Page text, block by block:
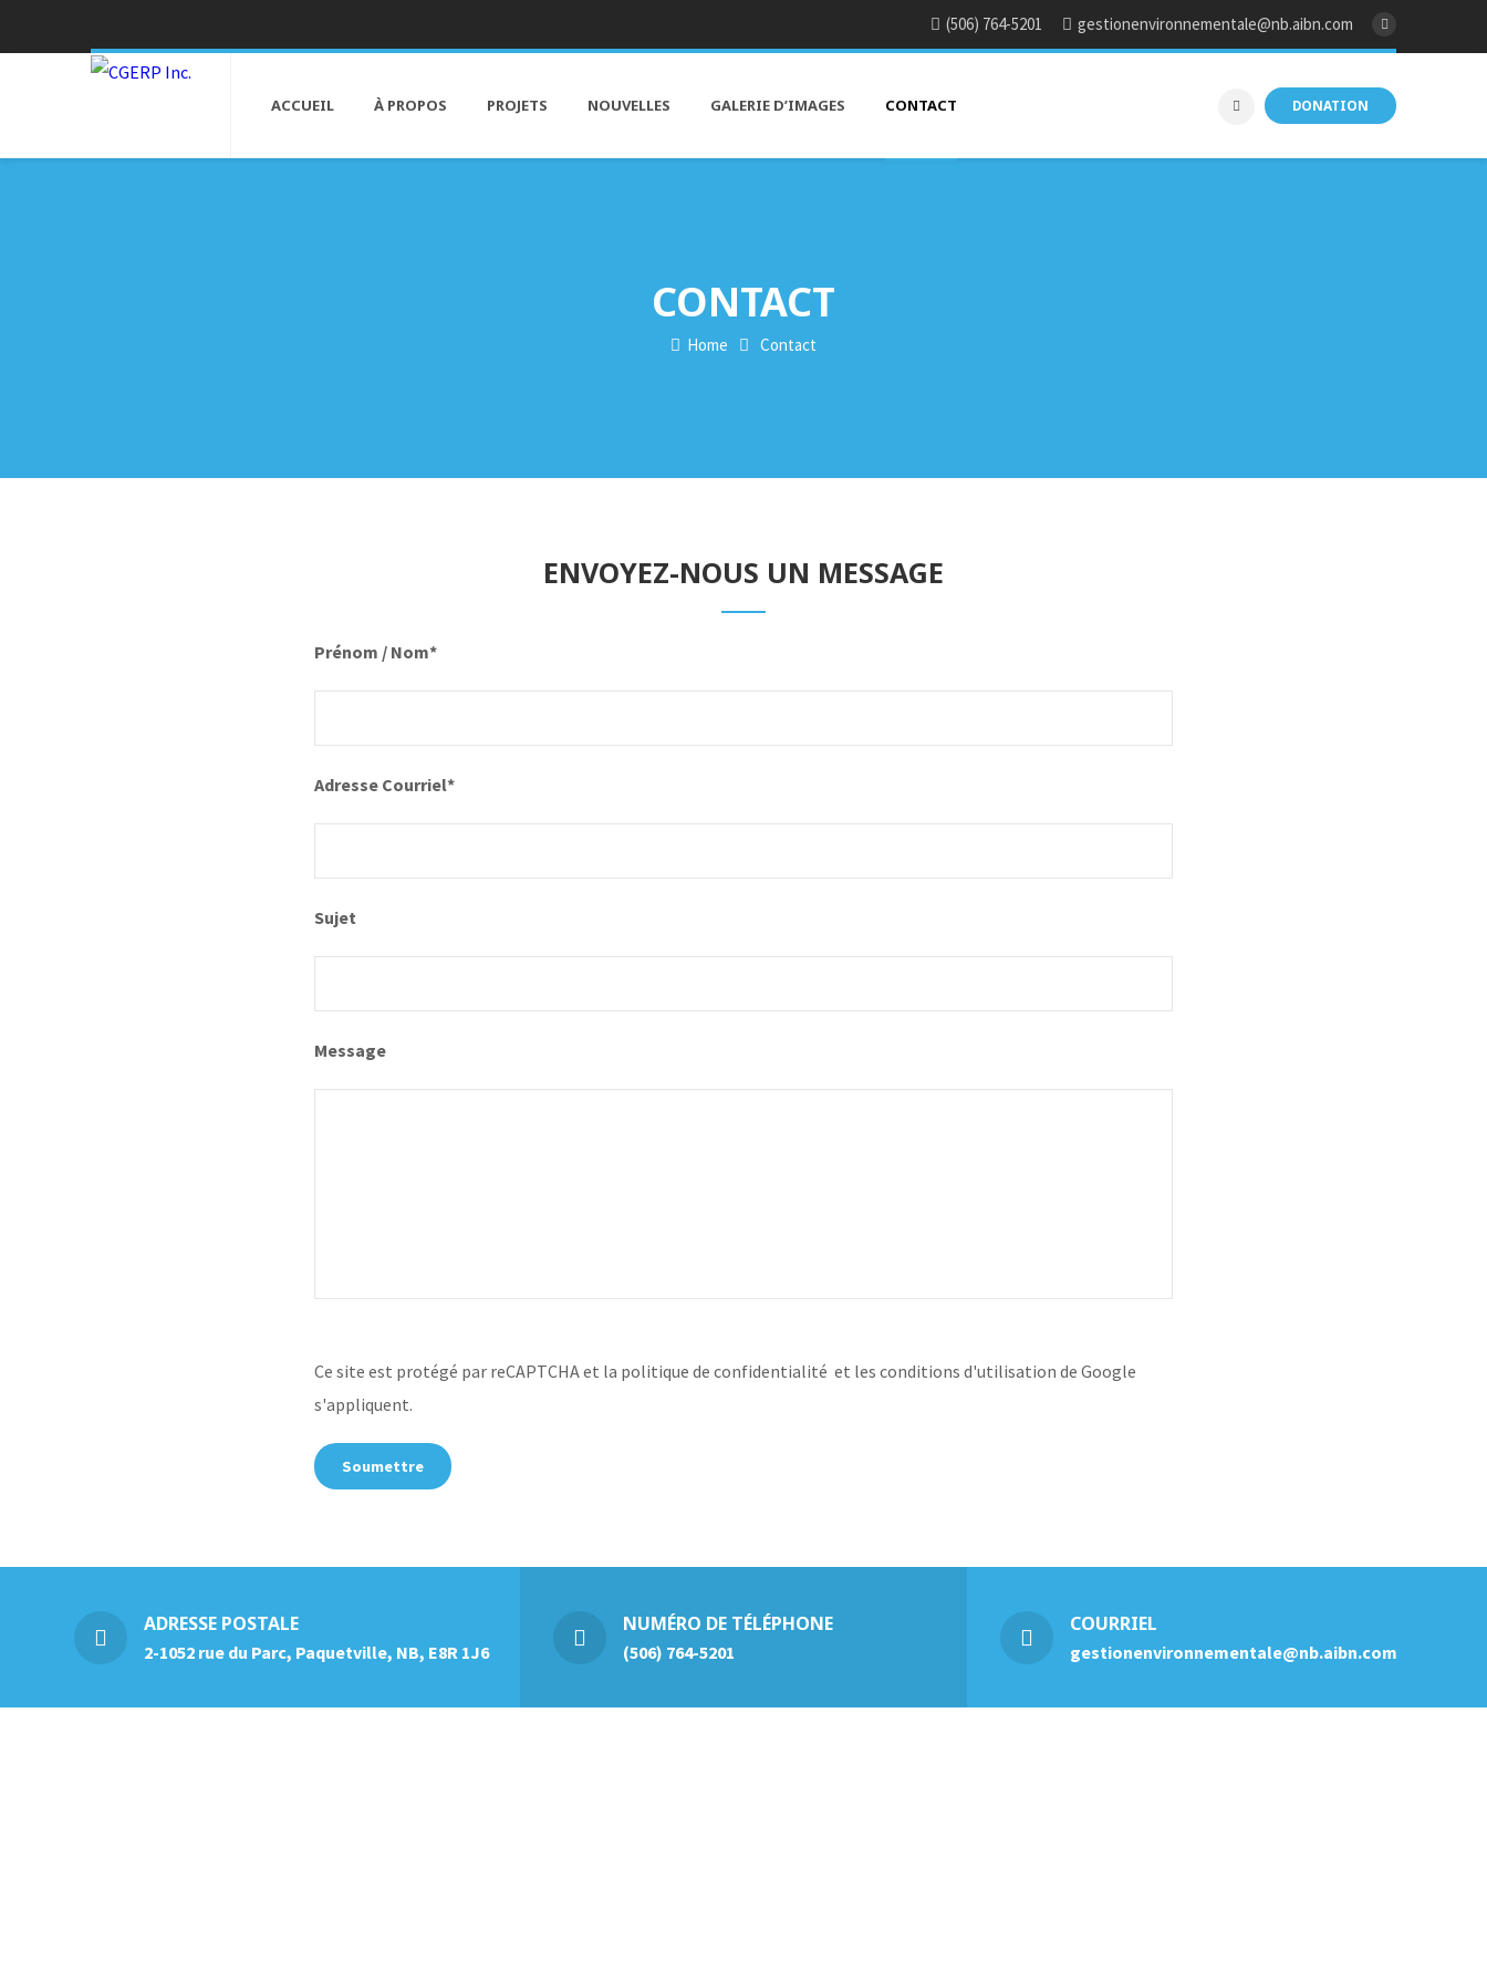
(506) 764-5201 gestionenvironnementale@nb.aibn.com
ACCUEIL À PROPOS PROJETS NOUVELLES GALERIE D’IMAGES CONTACT DONATION
CONTACT
Home Contact
ENVOYEZ-NOUS UN MESSAGE
Prénom / Nom*
Adresse Courriel*
Sujet
Message
Ce site est protégé par reCAPTCHA et la politique de confidentialité et les conditions d'utilisation de Google
s'appliquent.
ADRESSE POSTALE
2-1052 rue du Parc, Paquetville, NB, E8R 1J6
NUMÉRO DE TÉLÉPHONE
(506) 764-5201
COURRIEL
gestionenvironnementale@nb.aibn.com